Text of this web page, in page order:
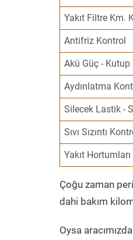
Yakıt Filtre Km.
Antifriz Kontrol
Akü Güç - Kutup
Aydınlatma
Silecek Lastik -
Sıvı Sızıntı
Yakıt
Çoğu zaman
dahi bakım
Oysa